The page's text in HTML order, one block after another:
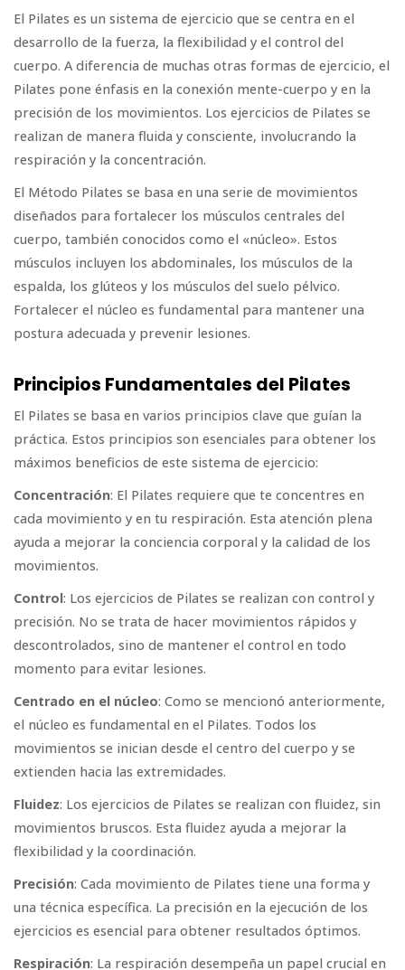
El Pilates es un sistema de ejercicio que se centra en el
desarrollo de la fuerza, la flexibilidad y el control del
cuerpo. A diferencia de muchas otras formas de ejercicio, el
Pilates pone énfasis en la conexión mente-cuerpo y en la
precisión de los movimientos. Los ejercicios de Pilates se
realizan de manera fluida y consciente, involucrando la
respiración y la concentración.
El Método Pilates se basa en una serie de movimientos
diseñados para fortalecer los músculos centrales del
cuerpo, también conocidos como el «núcleo». Estos
músculos incluyen los abdominales, los músculos de la
espalda, los glúteos y los músculos del suelo pélvico.
Fortalecer el núcleo es fundamental para mantener una
postura adecuada y prevenir lesiones.
Principios Fundamentales del Pilates
El Pilates se basa en varios principios clave que guían la
práctica. Estos principios son esenciales para obtener los
máximos beneficios de este sistema de ejercicio:
Concentración: El Pilates requiere que te concentres en
cada movimiento y en tu respiración. Esta atención plena
ayuda a mejorar la conciencia corporal y la calidad de los
movimientos.
Control: Los ejercicios de Pilates se realizan con control y
precisión. No se trata de hacer movimientos rápidos y
descontrolados, sino de mantener el control en todo
momento para evitar lesiones.
Centrado en el núcleo: Como se mencionó anteriormente,
el núcleo es fundamental en el Pilates. Todos los
movimientos se inician desde el centro del cuerpo y se
extienden hacia las extremidades.
Fluidez: Los ejercicios de Pilates se realizan con fluidez, sin
movimientos bruscos. Esta fluidez ayuda a mejorar la
flexibilidad y la coordinación.
Precisión: Cada movimiento de Pilates tiene una forma y
una técnica específica. La precisión en la ejecución de los
ejercicios es esencial para obtener resultados óptimos.
Respiración: La respiración desempeña un papel crucial en